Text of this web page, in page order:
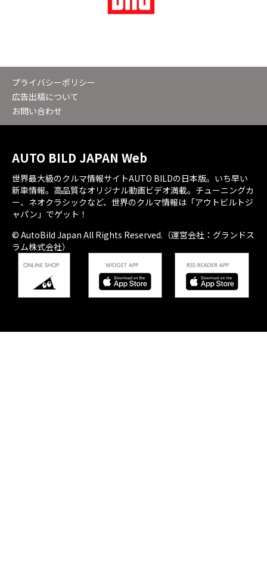
プライバシーポリシー
広告出稿について
お問い合わせ
AUTO BILD JAPAN Web
世界最大級のクルマ情報サイトAUTO BILDの日本版。いち早い
新車情報。高品質なオリジナル動画ビデオ満載。チューニングカ
ー、ネオクラシックなど、世界のクルマ情報は「アウトビルトジ
ャパン」でゲット！
© AutoBild Japan All Rights Reserved.（運営会社：グランドス
ラム株式会社）